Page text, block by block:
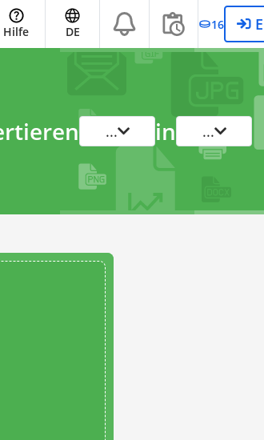
Hilfe DE 16
... in ...